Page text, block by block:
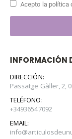
Acepto la política
INFORMACIÓN
DIRECCIÓN:
Passatge Gàller, 2,
TELÉFONO:
+34936547092
EMAIL: